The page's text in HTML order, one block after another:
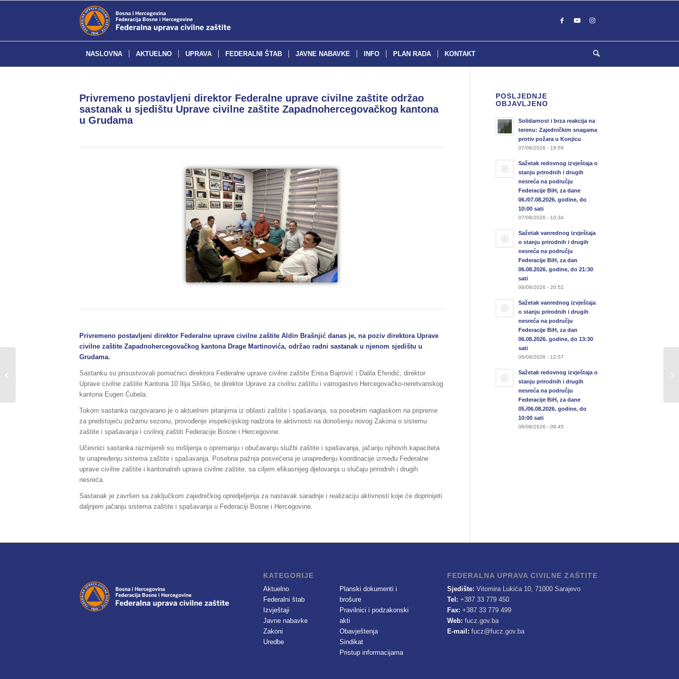
NASLOVNA AKTUELNO UPRAVA FEDERALNI ŠTAB JAVNE NABAVKE INFO PLAN RADA KONTAKT
Privremeno postavljeni direktor Federalne uprave civilne zaštite održao
sastanak u sjedištu Uprave civilne zaštite Zapadnohercegovačkog kantona
u Grudama
Privremeno postavljeni direktor Federalne uprave civilne zaštite Aldin Brašnjić danas je, na poziv direktora Uprave
civilne zaštite Zapadnohercegovačkog kantona Drage Martinovića, održao radni sastanak u njenom sjedištu u
Grudama.
Sastanku su prisustvovali pomoćnici direktora Federalne uprave civilne zaštite Enisa Bajrović i Dalila Efendić, direktor
Uprave civilne zaštite Kantona 10 Ilija Sliško, te direktor Uprave za civilnu zaštitu i vatrogastvo Hercegovačko-neretvanskog
kantona Eugen Ćubela.
Tokom sastanka razgovarano je o aktuelnim pitanjima iz oblasti zaštite i spašavanja, sa posebnim naglaskom na pripreme
za predstojeću požarnu sezonu, provođenje inspekcijskog nadzora te aktivnosti na donošenju novog Zakona o sistemu
zaštite i spašavanja i civilnoj zaštiti Federacije Bosne i Hercegovine.
Učesnici sastanka razmijenili su mišljenja o opremanju i obučavanju službi zaštite i spašavanja, jačanju njihovih kapaciteta
te unapređenju sistema zaštite i spašavanja. Posebna pažnja posvećena je unapređenju koordinacije između Federalne
uprave civilne zaštite i kantonalnih uprava civilne zaštite, sa ciljem efikasnijeg djelovanja u slučaju prirodnih i drugih
nesreća.
Sastanak je završen sa zaključkom zajedničkog opredjeljenja za nastavak saradnje i realizaciju aktivnosti koje će doprinijeti
daljnjem jačanju sistema zaštite i spašavanja u Federaciji Bosne i Hercegovine.
POSLJEDNJE
OBJAVLJENO
Solidarnost i brza reakcija na
terenu: Zajedničkim snagama
protiv požara u Konjicu
07/08/2026 - 19:59
Sažetak redovnog izvještaja o
stanju prirodnih i drugih
nesreća na području
Federacije BiH, za dane
06./07.08.2026. godine, do
10:00 sati
07/08/2026 - 10:34
Sažetak vanrednog izvještaja
o stanju prirodnih i drugih
nesreća na području
Federacije BiH, za dan
06.08.2026. godine, do 21:30
sati
06/08/2026 - 20:52
Sažetak vanrednog izvještaja
o stanju prirodnih i drugih
nesreća na području
Federacije BiH, za dan
06.08.2026. godine, do 13:30
sati
06/08/2026 - 12:57
Sažetak redovnog izvještaja o
stanju prirodnih i drugih
nesreća na području
Federacije BiH, za dane
05./06.08.2026. godine, do
10:00 sati
06/08/2026 - 09:45
KATEGORIJE
Aktuelno
Federalni štab
Izvještaji
Javne nabavke
Zakoni
Uredbe
Planski dokumenti i
brošure
Pravilnici i podzakonski
akti
Obavještenja
Sindikat
Pristup informacijama
FEDERALNA UPRAVA CIVILNE ZAŠTITE
Sjedište: Vitomira Lukića 10, 71000 Sarajevo
Tel: +387 33 779 450
Fax: +387 33 779 499
Web: fucz.gov.ba
E-mail: fucz@fucz.gov.ba
nesreća na području...